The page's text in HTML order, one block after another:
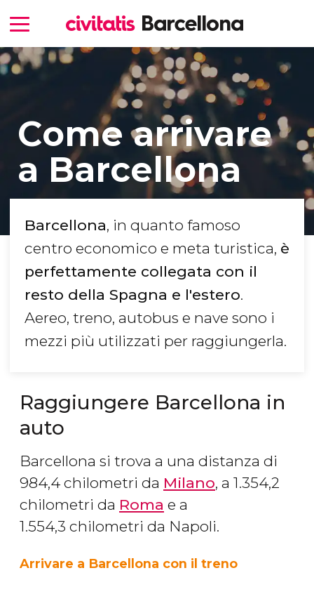
Come arrivare
a Barcellona
Barcellona, in quanto famoso
centro economico e meta turistica, è
perfettamente collegata con il
resto della Spagna e l'estero.
Aereo, treno, autobus e nave sono i
mezzi più utilizzati per raggiungerla.
Raggiungere Barcellona in
auto
Barcellona si trova a una distanza di
984,4 chilometri da Milano, a 1.354,2
chilometri da Roma e a
1.554,3 chilometri da Napoli.
Arrivare a Barcellona con il treno